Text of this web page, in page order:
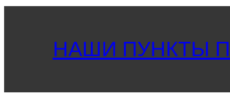
НАШИ ПУНКТЫ